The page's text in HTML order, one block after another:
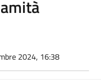
2024, 16:38